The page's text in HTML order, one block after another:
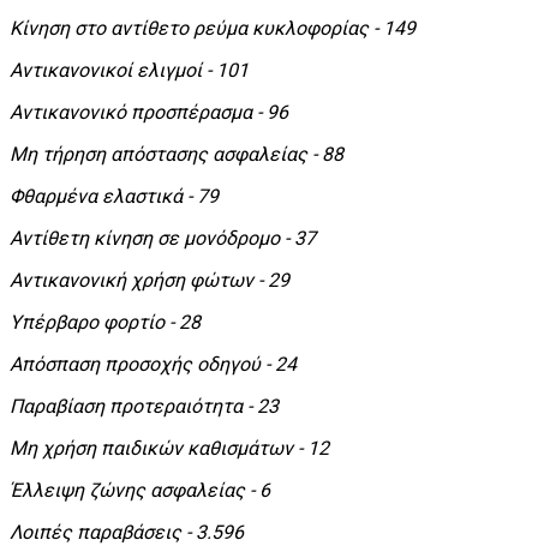
Κίνηση στο αντίθετο ρεύμα κυκλοφορίας - 149
Αντικανονικοί ελιγμοί - 101
Αντικανονικό προσπέρασμα - 96
Μη τήρηση απόστασης ασφαλείας - 88
Φθαρμένα ελαστικά - 79
Αντίθετη κίνηση σε μονόδρομο - 37
Αντικανονική χρήση φώτων - 29
Υπέρβαρο φορτίο - 28
Απόσπαση προσοχής οδηγού - 24
Παραβίαση προτεραιότητα - 23
Μη χρήση παιδικών καθισμάτων - 12
Έλλειψη ζώνης ασφαλείας - 6
Λοιπές παραβάσεις - 3.596